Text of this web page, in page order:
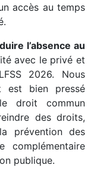
accès au temps
l’absence au
avec le privé et
2026. Nous
est bien pressé
droit commun
des droits,
la prévention des
complémentaire
publique.